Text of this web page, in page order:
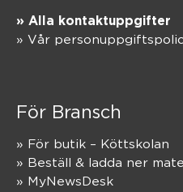
» Alla kontaktuppgifter
» Vår
För Bransch
» För butik – Köttskolan
» Beställ & ladda ner
» MyNewsDesk